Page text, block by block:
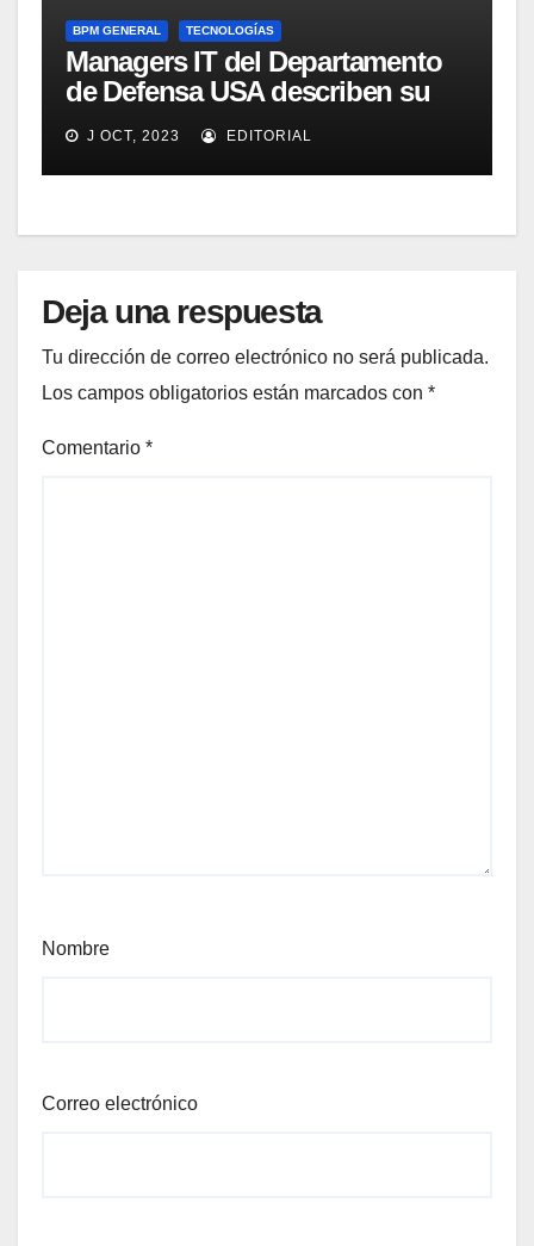
BPM GENERAL TECNOLOGÍAS
Managers IT del Departamento
de Defensa USA describen su
implementación SOA
J OCT, 2023 EDITORIAL
Deja una respuesta
Tu dirección de correo electrónico no será publicada.
Los campos obligatorios están marcados con *
Comentario *
Nombre
Correo electrónico